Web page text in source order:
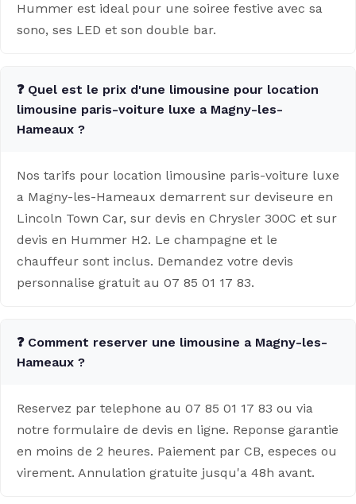
Hummer est ideal pour une soiree festive avec sa
sono, ses LED et son double bar.
❓ Quel est le prix d'une limousine pour location
limousine paris-voiture luxe a Magny-les-
Hameaux ?
Nos tarifs pour location limousine paris-voiture luxe
a Magny-les-Hameaux demarrent sur deviseure en
Lincoln Town Car, sur devis en Chrysler 300C et sur
devis en Hummer H2. Le champagne et le
chauffeur sont inclus. Demandez votre devis
personnalise gratuit au 07 85 01 17 83.
❓ Comment reserver une limousine a Magny-les-
Hameaux ?
Reservez par telephone au 07 85 01 17 83 ou via
notre formulaire de devis en ligne. Reponse garantie
en moins de 2 heures. Paiement par CB, especes ou
virement. Annulation gratuite jusqu'a 48h avant.